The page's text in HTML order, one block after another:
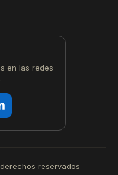
en las redes
reservados